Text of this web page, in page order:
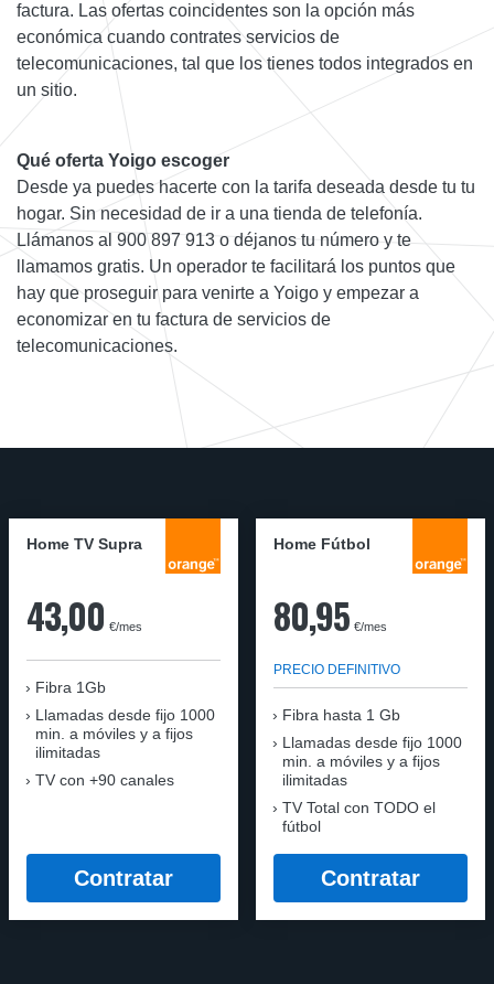
factura. Las ofertas coincidentes son la opción más
económica cuando contrates servicios de
telecomunicaciones, tal que los tienes todos integrados en
un sitio.
Qué oferta Yoigo escoger
Desde ya puedes hacerte con la tarifa deseada desde tu tu
hogar. Sin necesidad de ir a una tienda de telefonía.
Llámanos al 900 897 913 o déjanos tu número y te
llamamos gratis. Un operador te facilitará los puntos que
hay que proseguir para venirte a Yoigo y empezar a
economizar en tu factura de servicios de
telecomunicaciones.
Home TV Supra
43,00 €/mes
Fibra 1Gb
Llamadas desde fijo 1000
min. a móviles y a fijos
ilimitadas
TV con +90 canales
Contratar
Home Fútbol
80,95 €/mes
PRECIO DEFINITIVO
Fibra hasta 1 Gb
Llamadas desde fijo 1000
min. a móviles y a fijos
ilimitadas
TV Total con TODO el
fútbol
Contratar